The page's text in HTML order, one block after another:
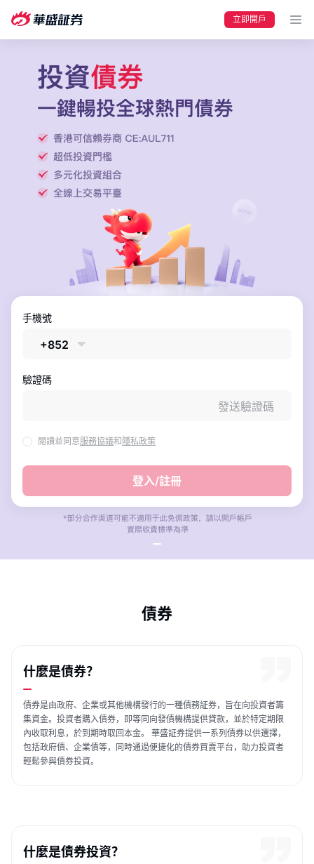
概述
AM 資產管理服務
ECM 股權資本市場服務
FICC 固定收益、外匯和大宗商品服務
WM 財富管理服務
立即開戶
手機號
+852
驗證碼
發送驗證碼
閱讀並同意服務協議和 隱私政策
登入/註冊
債券
什麼是債券？
債券是由政府、企業或其他機構發行的一種債務証券，旨在向投資者籌
集資金。投資者購入債券，即等同向發債機構提供貸款，並於特定期限
內收取利息，於到期時取回本金。 華盛証券提供一系列債券以供選擇，
包括政府債、企業債等，同時通過便捷化的債券買賣平台，助力投資者
輕鬆參與債券投資。
什麼是債券投資？